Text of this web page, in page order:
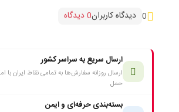
0 دیدگاه کاربران0 دیدگاه
ارسال سریع به سراسر کشور
ارسال روزانه سفارش‌ها به تمامی نقاط ایران
حمل
بسته‌بندی حرفه‌ای و ایمن